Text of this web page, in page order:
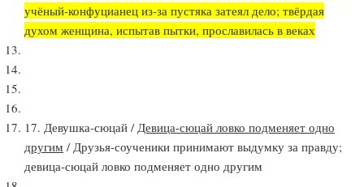
учёный-конфуцианец из-за пустяка затеял дело; твёрдая
духом женщина, испытав пытки, прославилась в веках
17. Девушка-сюцай /Девица-сюцай ловко подменяет одно
другим / Друзья-соученики принимают выдумку за правду;
девица-сюцай ловко подменяет одно другим